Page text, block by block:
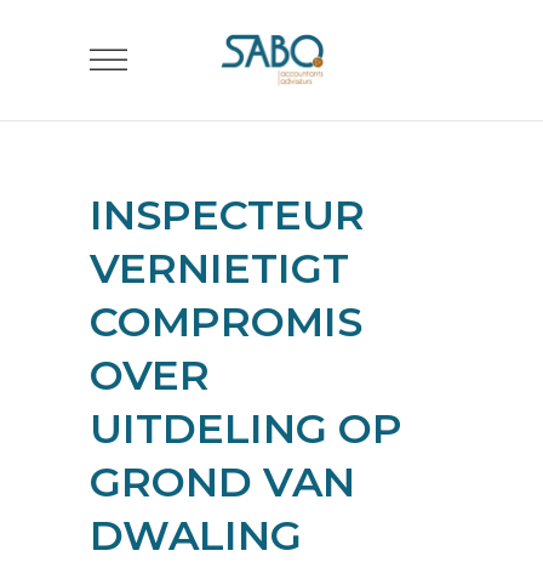
INSPECTEUR
VERNIETIGT
COMPROMIS
OVER
UITDELING OP
GROND VAN
DWALING